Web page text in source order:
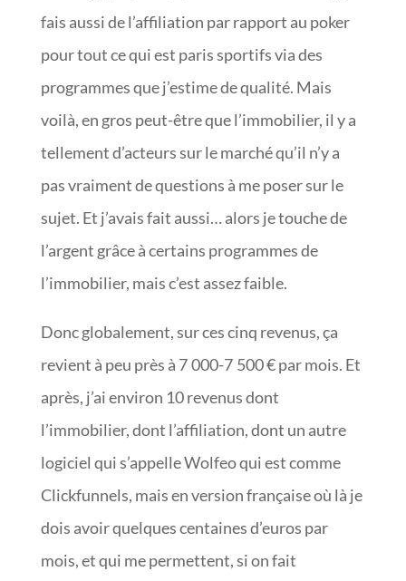
fais aussi de l’affiliation par rapport au poker
pour tout ce qui est paris sportifs via des
programmes que j’estime de qualité. Mais
voilà, en gros peut-être que l’immobilier, il y a
tellement d’acteurs sur le marché qu’il n’y a
pas vraiment de questions à me poser sur le
sujet. Et j’avais fait aussi… alors je touche de
l’argent grâce à certains programmes de
l’immobilier, mais c’est assez faible.
Donc globalement, sur ces cinq revenus, ça
revient à peu près à 7 000-7 500 € par mois. Et
après, j’ai environ 10 revenus dont
l’immobilier, dont l’affiliation, dont un autre
logiciel qui s’appelle Wolfeo qui est comme
Clickfunnels, mais en version française où là je
dois avoir quelques centaines d’euros par
mois, et qui me permettent, si on fait